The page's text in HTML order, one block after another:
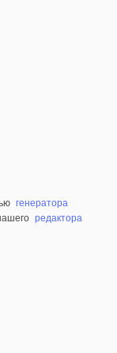
генератора
редактора